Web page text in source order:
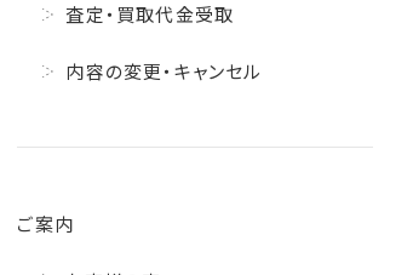
査定・買取代金受取
内容の変更・キャンセル
ご案内